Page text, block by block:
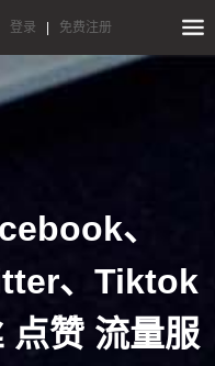
登录 免费注册
、
、Tiktok
点赞 流量服